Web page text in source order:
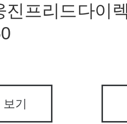
진프리드
기
다이